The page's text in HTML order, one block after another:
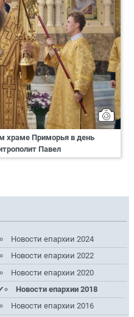
храме Приморья в день
Павел
Новости епархии 2024
Новости епархии 2022
Новости епархии 2020
Новости епархии 2018
Новости епархии 2016